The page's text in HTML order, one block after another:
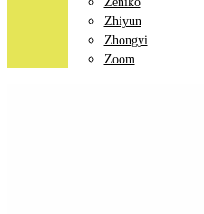
Zhiyun
Zhongyi
Zoom